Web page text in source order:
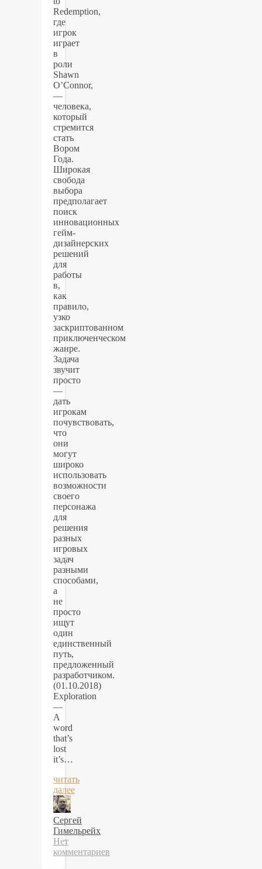
Redemption,
где
игрок
играет
в
роли
Shawn
O’Connor,
—
человека,
который
стремится
стать
Вором
Года.
Широкая
свобода
выбора
предполагает
поиск
инновационных
гейм-
дизайнерских
решений
для
работы
в,
как
правило,
узко
заскриптованном
приключенческом
жанре.
Задача
звучит
просто
—
дать
игрокам
почувствовать,
что
они
могут
широко
использовать
возможности
своего
персонажа
для
решения
разных
игровых
задач
разными
способами,
а
не
просто
ищут
один
единственный
путь,
предложенный
разработчиком.
(01.10.2018)
Exploration
—
A
word
that’s
lost
it’s…
читать
далее
Сергей
Гимельрейх
Нет
комментариев